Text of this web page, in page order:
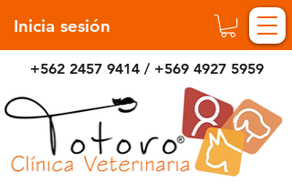
Inicia sesión
+562 2457 9414 / +569 4927 5959